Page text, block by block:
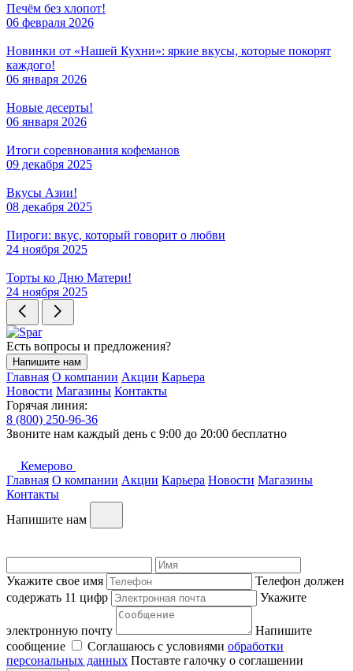
Печём без хлопот!
06 февраля 2026
Новинки от «Нашей Кухни»: яркие вкусы, которые покорят
каждого!
06 января 2026
Новые десерты!
06 января 2026
Итоги соревнования кофеманов
09 декабря 2025
Вкусы Азии!
08 декабря 2025
Пироги: вкус, который говорит о любви
24 ноября 2025
Торты ко Дню Матери!
24 ноября 2025
Есть вопросы и предложения?
Напишите нам
Главная О компании Акции Карьера
Новости Магазины Контакты
Горячая линия:
8 (800) 250-96-36
Звоните нам каждый день c 9:00 до 20:00 бесплатно
Кемерово
Главная О компании Акции Карьера Новости Магазины
Контакты
Напишите нам
Укажите свое имя
Телефон должен
содержать 11 цифр
Укажите
электронную почту
Напишите
сообщение
Соглашаюсь с условиями обработки
персональных данных Поставте галочку о соглашении